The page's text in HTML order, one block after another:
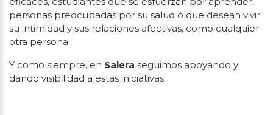
personas preocupadas por su salud o que desean vivir
su intimidad y sus relaciones afectivas, como cualquier
otra persona.
Y como siempre, en Salera seguimos apoyando y
dando visibilidad a estas iniciativas.